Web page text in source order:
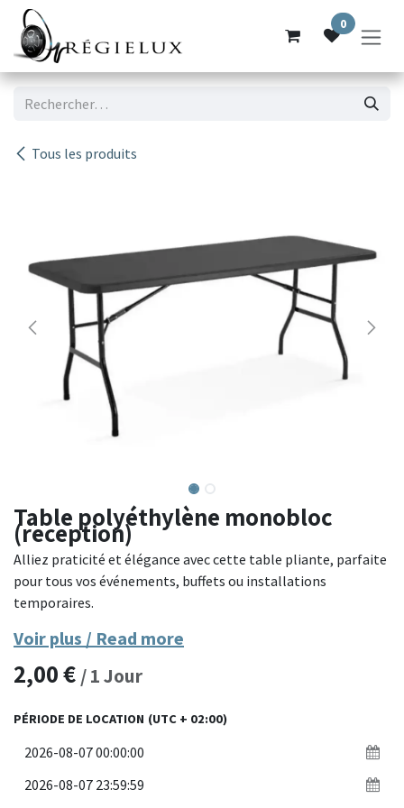
Se rendre au contenu
0
Tous les produits
Table polyéthylène monobloc
(reception)
Alliez praticité et élégance avec cette table pliante, parfaite
pour tous vos événements, buffets ou installations
temporaires.
Conçue avec un plateau en polyéthylène haute densité et un
châssis en acier thermolaqué, cette table offre une grande
robustesse tout en restant légère. Son système de pliage des
pieds permet un rangement rapide et peu encombrant. Les
pieds sont équipés de patins antidérapants pour une stabilité
optimale sur tout type de sol. Avec sa finition noire moderne,
Voir plus / Read more
2,00€ /1Jour
PÉRIODE DE LOCATION (UTC + 02:00)